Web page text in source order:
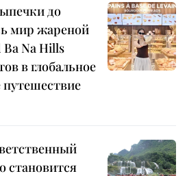
до
мир жареной
Na Hills
в глобальное
путешествие
становится